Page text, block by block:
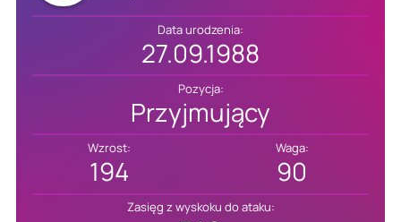
Data urodzenia:
27.09.1988
Pozycja:
Przyjmujący
Wzrost:
194
Waga:
90
Zasięg z wyskoku do ataku: